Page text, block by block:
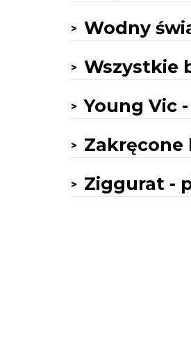
Wodny
Wszystkie
Young Vic
Zakręcone
Ziggurat -